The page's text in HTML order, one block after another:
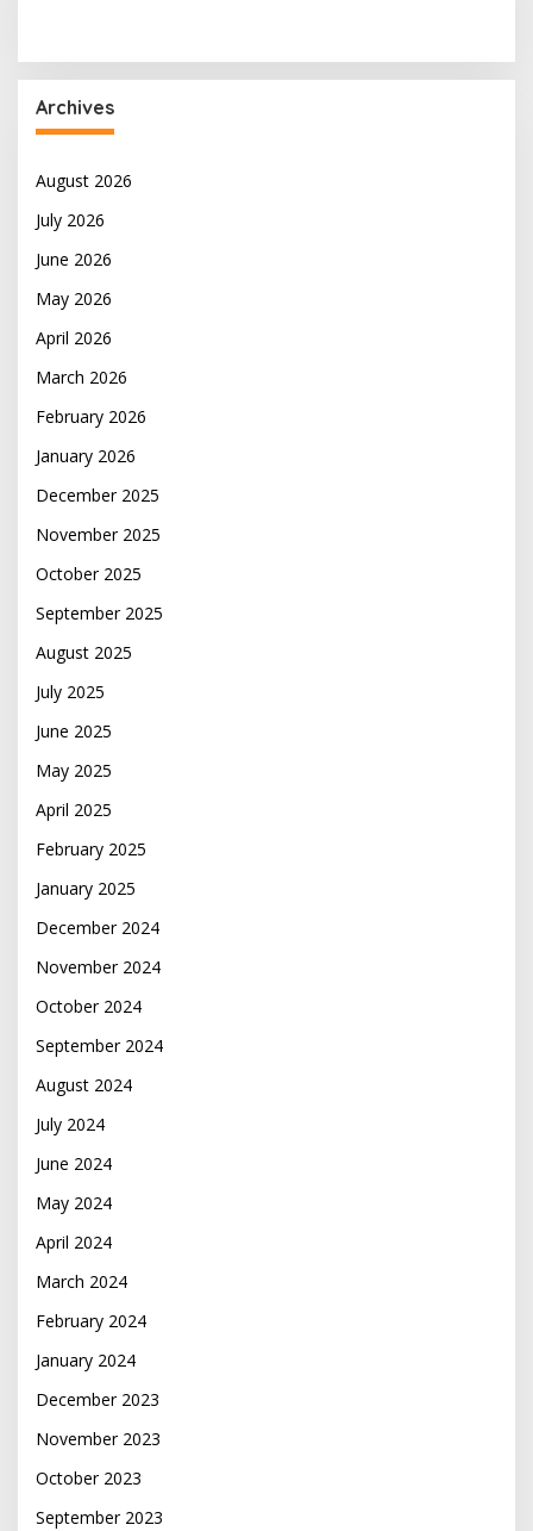
Archives
August 2026
July 2026
June 2026
May 2026
April 2026
March 2026
February 2026
January 2026
December 2025
November 2025
October 2025
September 2025
August 2025
July 2025
June 2025
May 2025
April 2025
February 2025
January 2025
December 2024
November 2024
October 2024
September 2024
August 2024
July 2024
June 2024
May 2024
April 2024
March 2024
February 2024
January 2024
December 2023
November 2023
October 2023
September 2023